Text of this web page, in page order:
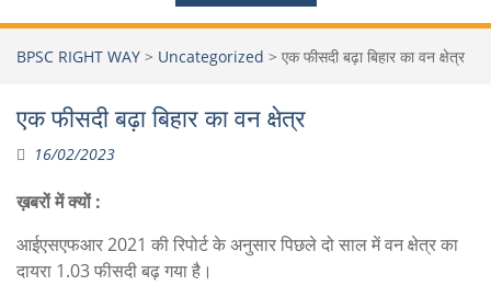
BPSC RIGHT WAY > Uncategorized > एक फीसदी बढ़ा बिहार का वन क्षेत्र
एक फीसदी बढ़ा बिहार का वन क्षेत्र
16/02/2023
ख़बरों में क्यों :
आईएसएफआर 2021 की रिपोर्ट के अनुसार पिछले दो साल में वन क्षेत्र का
दायरा 1.03 फीसदी बढ़ गया है।